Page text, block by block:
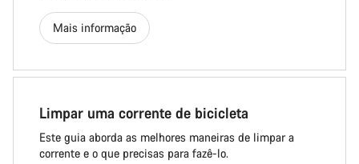
Mais informação
Limpar uma corrente de bicicleta
Este guia aborda as melhores maneiras de limpar a
corrente e o que precisas para fazê-lo.